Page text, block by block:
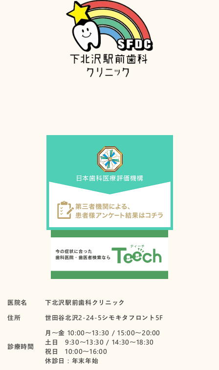
医院名
下北沢駅前歯科クリニック
住所
世田谷北沢2-24-5シモキタフロント5F
診療時間
月〜金 10:00～13:30 / 15:00～20:00
土日 9:30～13:30 / 14:30～18:30
祝日 10:00〜16:00
休診日：年末年始